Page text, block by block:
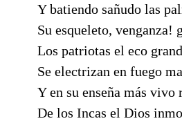
Y batiendo sañudo las
Su esqueleto, venganza!
Los patriotas el eco
Se electrizan en fuego
Y en su enseña más vivo
De los Incas el Dios